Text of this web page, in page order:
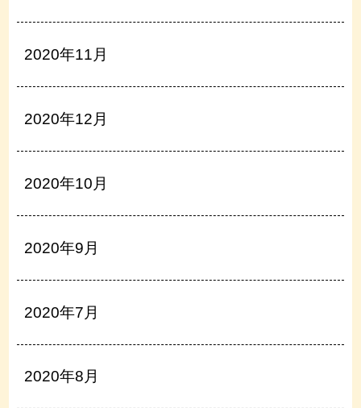
2020年11月
2020年12月
2020年10月
2020年9月
2020年7月
2020年8月